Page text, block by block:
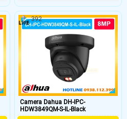
Camera Dahua DH-IPC-
HDW3849QM-S-IL-Black
392